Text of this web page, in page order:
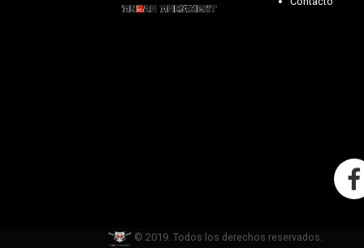
© 2019. Todos los derechos reservados.